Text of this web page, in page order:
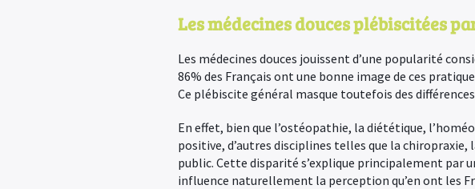
Les médecines douces plébiscitées
Les médecines douces jouissent d’une popularité
86% des Français ont une bonne image de ces
Ce plébiscite général masque toutefois des
En effet, bien que l’ostéopathie, la diététique,
positive, d’autres disciplines telles que la
public. Cette disparité s’explique principalement par
influence naturellement la perception qu’en ont les